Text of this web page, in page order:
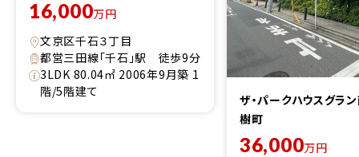
16,000万円
文京区千石３丁目
都営三田線「千石」駅 徒歩9分
3LDK 80.04㎡ 2006年9月築 1
階/5階建て
ザ・パークハウスグラ
樹町
36,000万円